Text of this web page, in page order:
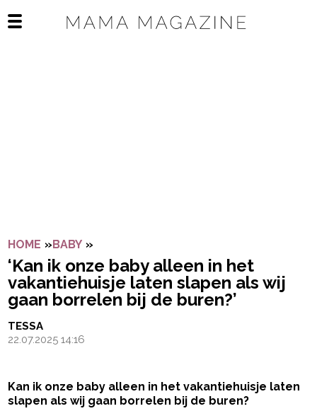
Open het mobiele menu
HOME »BABY »
‘Kan ik onze baby alleen in het
vakantiehuisje laten slapen als wij
gaan borrelen bij de buren?’
TESSA
22.07.2025 14:16
Kan ik onze baby alleen in het vakantiehuisje laten
slapen als wij gaan borrelen bij de buren?